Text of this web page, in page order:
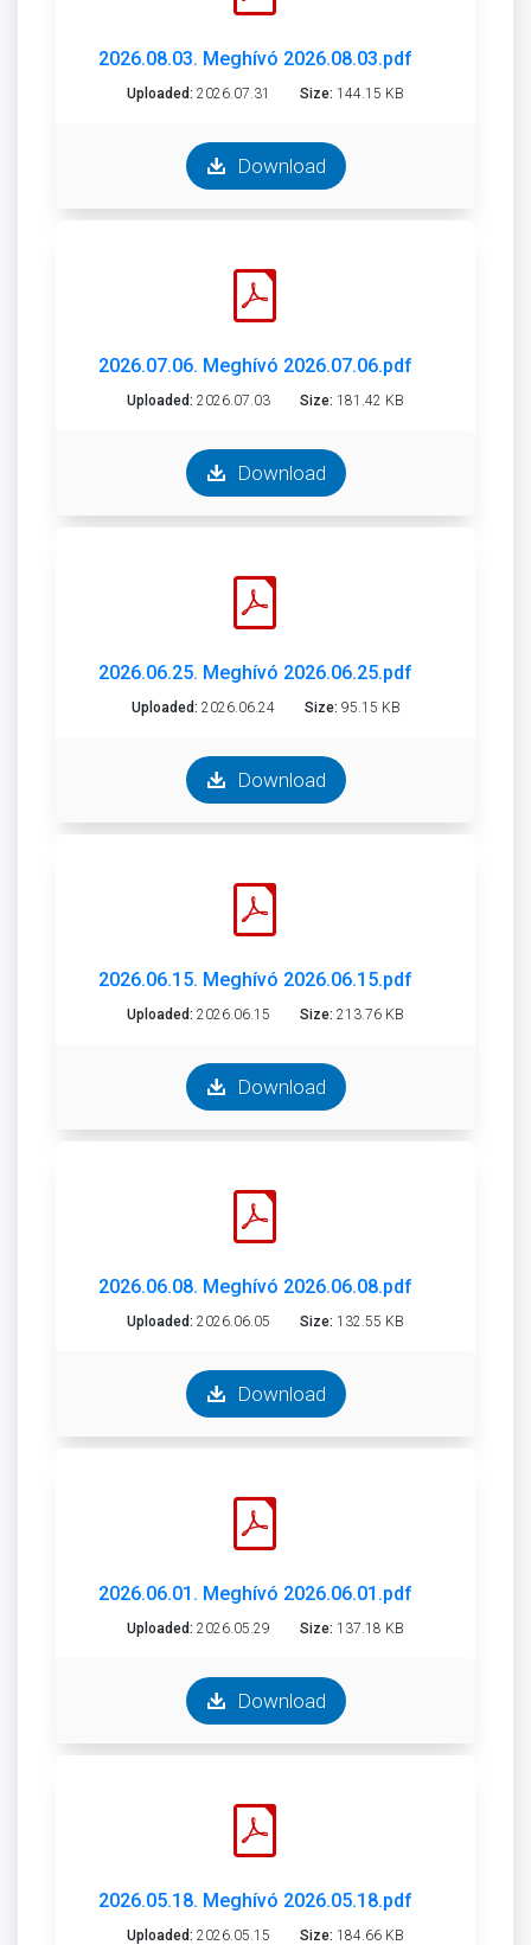
2026.08.03. Meghívó 2026.08.03.pdf
Uploaded: 2026.07.31 Size: 144.15 KB
Download
2026.07.06. Meghívó 2026.07.06.pdf
Uploaded: 2026.07.03 Size: 181.42 KB
Download
2026.06.25. Meghívó 2026.06.25.pdf
Uploaded: 2026.06.24 Size: 95.15 KB
Download
2026.06.15. Meghívó 2026.06.15.pdf
Uploaded: 2026.06.15 Size: 213.76 KB
Download
2026.06.08. Meghívó 2026.06.08.pdf
Uploaded: 2026.06.05 Size: 132.55 KB
Download
2026.06.01. Meghívó 2026.06.01.pdf
Uploaded: 2026.05.29 Size: 137.18 KB
Download
2026.05.18. Meghívó 2026.05.18.pdf
Uploaded: 2026.05.15 Size: 184.66 KB